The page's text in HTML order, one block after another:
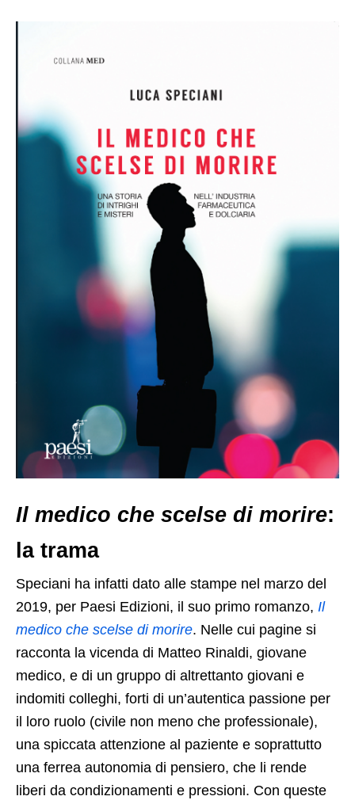
Il medico che scelse di morire:
la trama
Speciani ha infatti dato alle stampe nel marzo del
2019, per Paesi Edizioni, il suo primo romanzo, Il
medico che scelse di morire. Nelle cui pagine si
racconta la vicenda di Matteo Rinaldi, giovane
medico, e di un gruppo di altrettanto giovani e
indomiti colleghi, forti di un’autentica passione per
il loro ruolo (civile non meno che professionale),
una spiccata attenzione al paziente e soprattutto
una ferrea autonomia di pensiero, che li rende
liberi da condizionamenti e pressioni. Con queste